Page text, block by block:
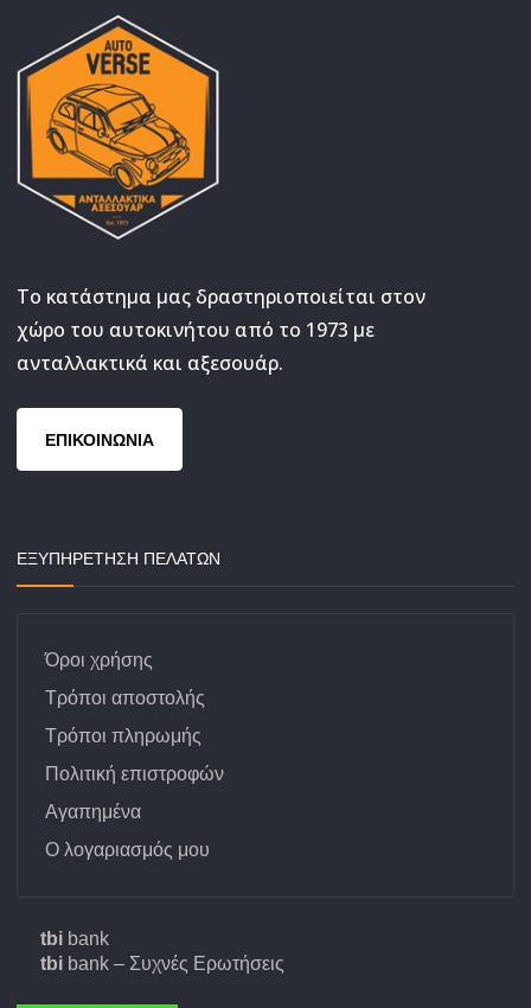
Το κατάστημα μας δραστηριοποιείται στον
χώρο του αυτοκινήτου από το 1973 με
ανταλλακτικά και αξεσουάρ.
ΕΠΙΚΟΙΝΩΝΙΑ
ΕΞΥΠΗΡΕΤΗΣΗ ΠΕΛΑΤΩΝ
Όροι χρήσης
Τρόποι αποστολής
Τρόποι πληρωμής
Πολιτική επιστροφών
Αγαπημένα
Ο λογαριασμός μου
tbi bank
tbi bank – Συχνές Ερωτήσεις